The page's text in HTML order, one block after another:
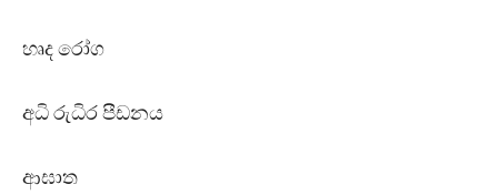
හෘද රෝග
අධි රුධිර පීඩනය
ආඝාත